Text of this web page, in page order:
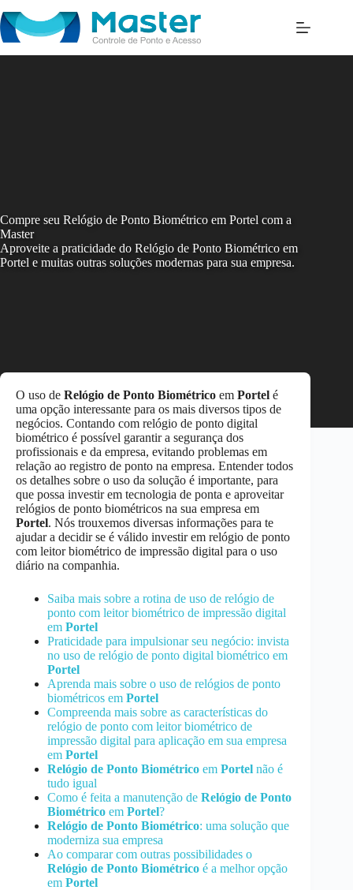
to
content
Compre seu Relógio de Ponto Biométrico em Portel com a
Master
Aproveite a praticidade do Relógio de Ponto Biométrico em
Portel e muitas outras soluções modernas para sua empresa.
O uso de Relógio de Ponto Biométrico em Portel é
uma opção interessante para os mais diversos tipos de
negócios. Contando com relógio de ponto digital
biométrico é possível garantir a segurança dos
profissionais e da empresa, evitando problemas em
relação ao registro de ponto na empresa. Entender todos
os detalhes sobre o uso da solução é importante, para
que possa investir em tecnologia de ponta e aproveitar
relógios de ponto biométricos na sua empresa em
Portel. Nós trouxemos diversas informações para te
ajudar a decidir se é válido investir em relógio de ponto
com leitor biométrico de impressão digital para o uso
diário na companhia.
Saiba mais sobre a rotina de uso de relógio de
ponto com leitor biométrico de impressão digital
em Portel
Praticidade para impulsionar seu negócio: invista
no uso de relógio de ponto digital biométrico em
Portel
Aprenda mais sobre o uso de relógios de ponto
biométricos em Portel
Compreenda mais sobre as características do
relógio de ponto com leitor biométrico de
impressão digital para aplicação em sua empresa
em Portel
Relógio de Ponto Biométrico em Portel não é
tudo igual
Como é feita a manutenção de Relógio de Ponto
Biométrico em Portel?
Relógio de Ponto Biométrico: uma solução que
moderniza sua empresa
Ao comparar com outras possibilidades o
Relógio de Ponto Biométrico é a melhor opção
em Portel